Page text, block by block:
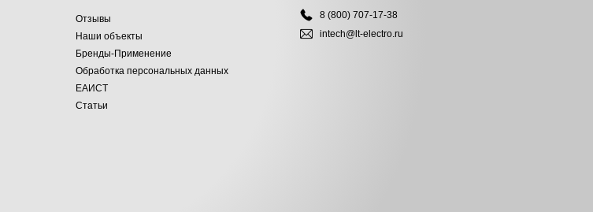
Отзывы
Наши объекты
Бренды-Применение
Обработка персональных данных
ЕАИСТ
Статьи
8 (800) 707-17-38
intech@lt-electro.ru